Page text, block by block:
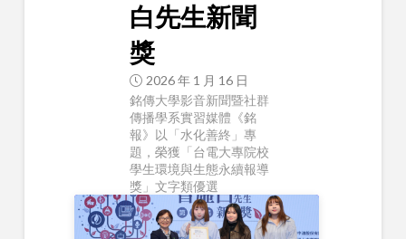
白先生新聞
獎
2026 年 1 月 16 日
銘傳大學影音新聞暨社群
傳播學系實習媒體《銘
報》以「水化善終」專
題，榮獲「台電大專院校
學生環境與生態永續報導
獎」文字類優選